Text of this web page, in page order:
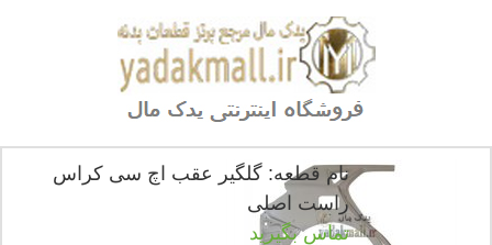
نام قطعه: گلگیر عقب اچ سی کراس
راست اصلی
تماس بگیرید